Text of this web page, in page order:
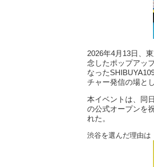
2026年4月13日、
念したポップアッ
なった
チャー発信の場と
本イベントは、同
の公式オープンを
れた。
渋谷を選んだ理由は